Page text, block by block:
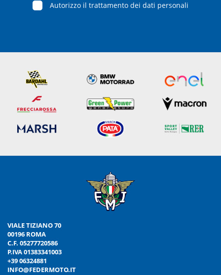
Autorizzo il trattamento dei dati personali
VIALE TIZIANO 70
00196 ROMA
C.F. 05277720586
P.IVA 01383341003
+39 06324881
INFO@FEDERMOTO.IT